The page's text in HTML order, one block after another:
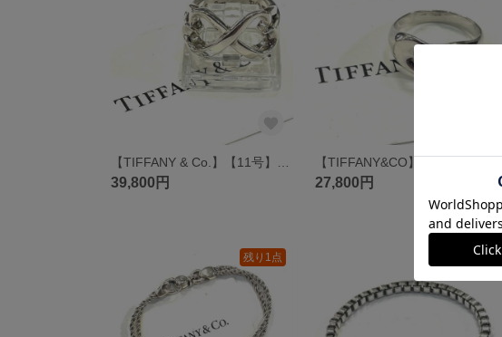
39,800円 27,800円
残り1点 SOLD OUT